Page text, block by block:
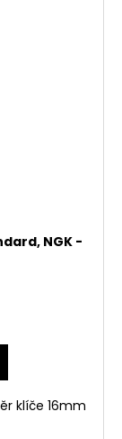
NGK -
klíče 16mm